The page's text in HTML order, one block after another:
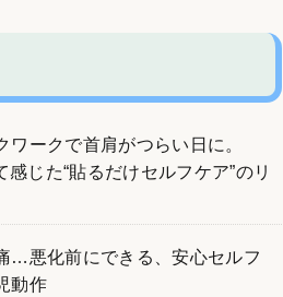
ワークで首肩がつらい日に。
じた“貼るだけセルフケア”のリ
…悪化前にできる、安心セルフ
動作